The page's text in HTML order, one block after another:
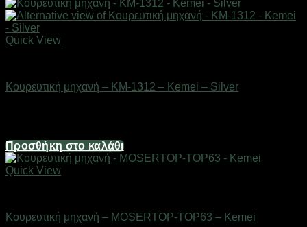
Quick View
Κουρευτική μηχανή – KM-1312 – Kemei – Silver
Προσθήκη στο καλάθι
Quick View
Κουρευτική μηχανή – MOSERTOP-TOP63 – Kemei